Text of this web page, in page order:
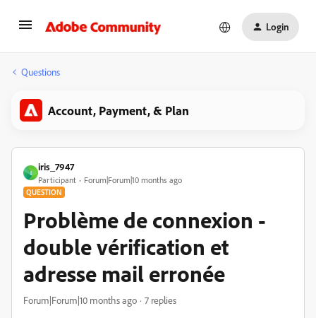
Login
Questions
Account, Payment, & Plan
I
iris_7947
Participant Forum|Forum|10 months ago
QUESTION
Problème de connexion -
double vérification et
adresse mail erronée
Forum|Forum|10 months ago 7 replies